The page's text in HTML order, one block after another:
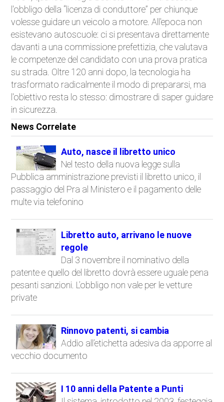
l'obbligo della “licenza di conduttore” per chiunque
volesse guidare un veicolo a motore. All'epoca non
esistevano autoscuole: ci si presentava direttamente
davanti a una commissione prefettizia, che valutava
le competenze del candidato con una prova pratica
su strada. Oltre 120 anni dopo, la tecnologia ha
trasformato radicalmente il modo di prepararsi, ma
l'obiettivo resta lo stesso: dimostrare di saper guidare
in sicurezza.
News Correlate
Auto, nasce il libretto unico
Nel testo della nuova legge sulla
Pubblica amministrazione previsti il libretto unico, il
passaggio del Pra al Ministero e il pagamento delle
multe via telefonino
Libretto auto, arrivano le nuove
regole
Dal 3 novembre il nominativo della
patente e quello del libretto dovrà essere uguale pena
pesanti sanzioni. L’obbligo non vale per le vetture
private
Rinnovo patenti, si cambia
Addio all’etichetta adesiva da apporre al
vecchio documento
I 10 anni della Patente a Punti